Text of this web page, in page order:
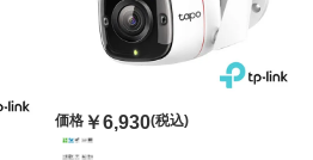
価格￥6,930(税込)